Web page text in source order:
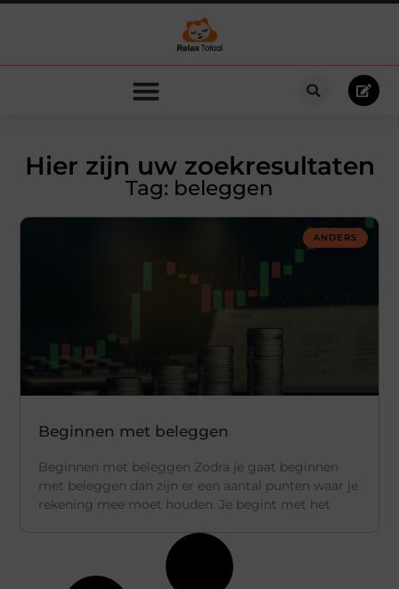
Hier zijn uw zoekresultaten
Tag: beleggen
ANDERS
Beginnen met beleggen
Beginnen met beleggen Zodra je gaat beginnen
met beleggen dan zijn er een aantal punten waar je
rekening mee moet houden. Je begint met het